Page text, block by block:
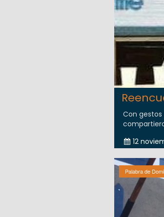
Con
12
Palabra de